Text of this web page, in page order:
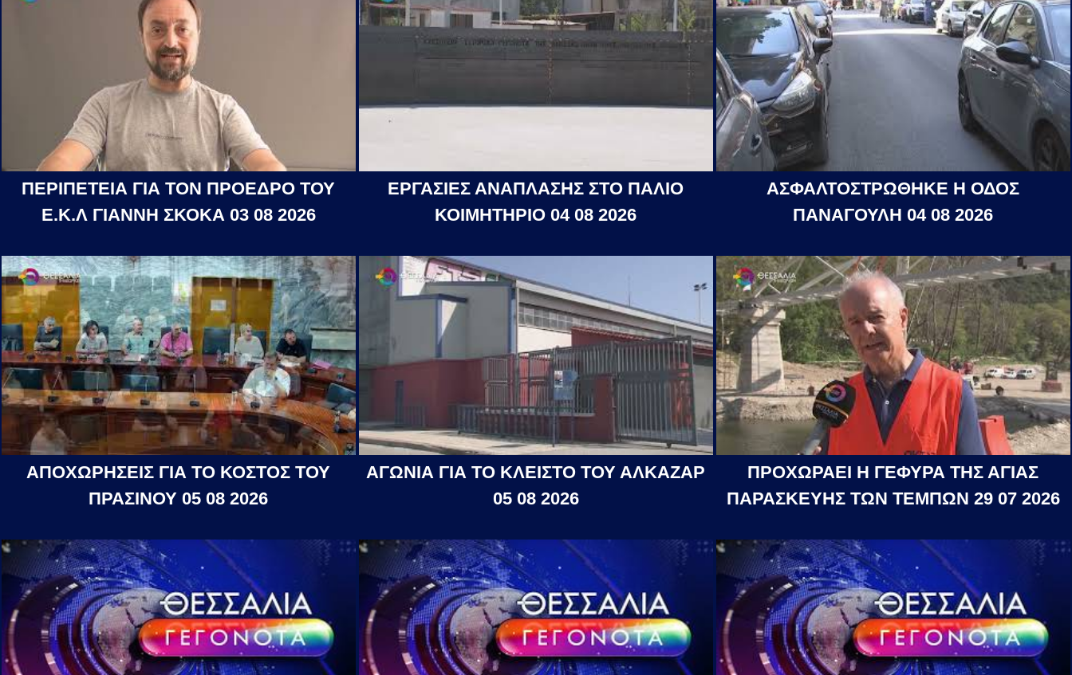
ΠΕΡΙΠΕΤΕΙΑ ΓΙΑ ΤΟΝ ΠΡΟΕΔΡΟ ΤΟΥ
Ε.Κ.Λ ΓΙΑΝΝΗ ΣΚΟΚΑ 03 08 2026
ΕΡΓΑΣΙΕΣ ΑΝΑΠΛΑΣΗΣ ΣΤΟ ΠΑΛΙΟ
ΚΟΙΜΗΤΗΡΙΟ 04 08 2026
ΑΣΦΑΛΤΟΣΤΡΩΘΗΚΕ Η ΟΔΟΣ
ΠΑΝΑΓΟΥΛΗ 04 08 2026
ΑΠΟΧΩΡΗΣΕΙΣ ΓΙΑ ΤΟ ΚΟΣΤΟΣ ΤΟΥ
ΠΡΑΣΙΝΟΥ 05 08 2026
ΑΓΩΝΙΑ ΓΙΑ ΤΟ ΚΛΕΙΣΤΟ ΤΟΥ ΑΛΚΑΖΑΡ
05 08 2026
ΠΡΟΧΩΡΑΕΙ Η ΓΕΦΥΡΑ ΤΗΣ ΑΓΙΑΣ
ΠΑΡΑΣΚΕΥΗΣ ΤΩΝ ΤΕΜΠΩΝ 29 07 2026